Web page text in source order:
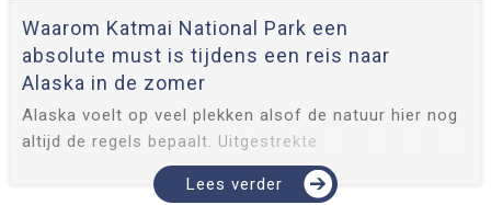
Waarom Katmai National Park een
absolute must is tijdens een reis naar
Alaska in de zomer
Alaska voelt op veel plekken alsof de natuur hier nog
altijd de regels bepaalt. Uitgestrekte
berglandschappen, gletsjers, dichte bossen en
eindeloze stilte wisselen elkaar af tijdens een reis
Lees verder